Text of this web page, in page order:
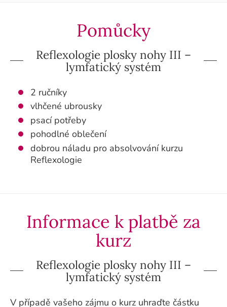
Pomůcky
Reflexologie plosky nohy III –
lymfatický systém
2 ručníky
vlhčené ubrousky
psací potřeby
pohodlné oblečení
dobrou náladu pro absolvování kurzu
Reflexologie
Informace k platbě za
kurz
Reflexologie plosky nohy III –
lymfatický systém
V případě vašeho zájmu o kurz uhraďte částku